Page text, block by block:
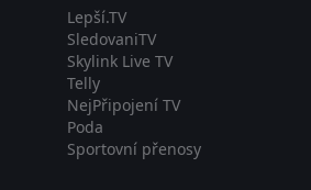
Lepší.TV
SledovaniTV
Skylink Live TV
Telly
NejPřipojení TV
Poda
Sportovní přenosy